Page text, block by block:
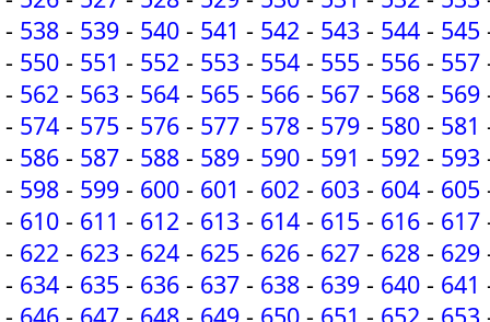
- 538 - 539 - 540 - 541 - 542 - 543 - 544 - 545
- 550 - 551 - 552 - 553 - 554 - 555 - 556 - 557
- 562 - 563 - 564 - 565 - 566 - 567 - 568 - 569
- 574 - 575 - 576 - 577 - 578 - 579 - 580 - 581
- 586 - 587 - 588 - 589 - 590 - 591 - 592 - 593
- 598 - 599 - 600 - 601 - 602 - 603 - 604 - 605
- 610 - 611 - 612 - 613 - 614 - 615 - 616 - 617
- 622 - 623 - 624 - 625 - 626 - 627 - 628 - 629
- 634 - 635 - 636 - 637 - 638 - 639 - 640 - 641